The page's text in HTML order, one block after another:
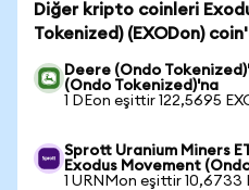
Diğer kripto coinleri
Tokenized) (EXODon)
Deere (Ondo
(Ondo Tokenized)'na
1 DEon eşittir 122,5695
Sprott Uranium Miners
Exodus Movement
1 URNMon eşittir 10,6733